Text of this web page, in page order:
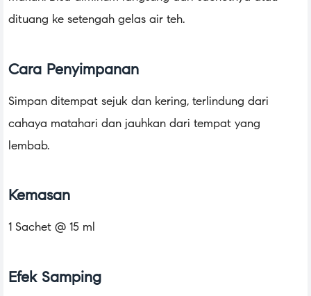
dituang ke setengah gelas air teh.
Cara Penyimpanan
Simpan ditempat sejuk dan kering, terlindung dari
cahaya matahari dan jauhkan dari tempat yang
lembab.
Kemasan
1 Sachet @ 15 ml
Efek Samping